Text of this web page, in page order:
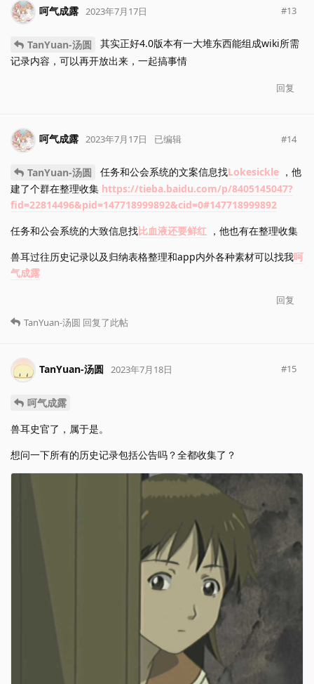
呵气成露 2023年7月17日 #13
TanYuan-汤圆
其实正好4.0版本有一大堆东西能组成wiki所需
记录内容，可以再开放出来，一起搞事情
回复
呵气成露 2023年7月17日 已编辑 #14
TanYuan-汤圆 任务和公会系统的文案信息找Lokesickle ，他
建了个群在整理收集 https://tieba.baidu.com/p/8405145047?
fid=22814496&pid=147718999892&cid=0#147718999892
任务和公会系统的大致信息找比血液还要鲜红 ，他也有在整理收集
兽耳过往历史记录以及归纳表格整理和app内外各种素材可以找我呵
气成露
回复
TanYuan-汤圆 回复了此帖
TanYuan-汤圆 2023年7月18日 #15
呵气成露
兽耳史官了，属于是。
想问一下所有的历史记录包括公告吗？全都收集了？